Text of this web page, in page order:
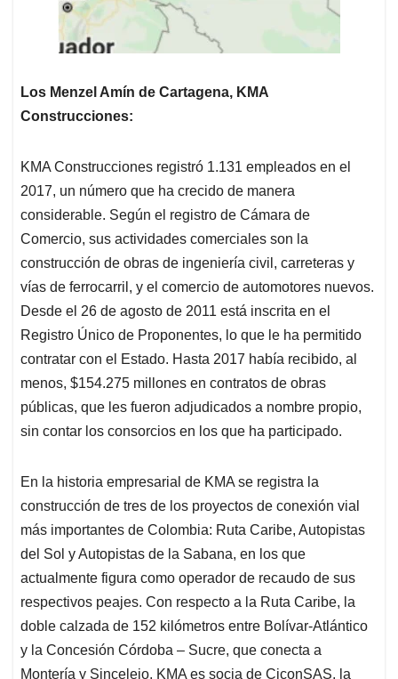
Los Menzel Amín de Cartagena, KMA
Construcciones:
KMA Construcciones registró 1.131 empleados en el
2017, un número que ha crecido de manera
considerable. Según el registro de Cámara de
Comercio, sus actividades comerciales son la
construcción de obras de ingeniería civil, carreteras y
vías de ferrocarril, y el comercio de automotores nuevos.
Desde el 26 de agosto de 2011 está inscrita en el
Registro Único de Proponentes, lo que le ha permitido
contratar con el Estado. Hasta 2017 había recibido, al
menos, $154.275 millones en contratos de obras
públicas, que les fueron adjudicados a nombre propio,
sin contar los consorcios en los que ha participado.
En la historia empresarial de KMA se registra la
construcción de tres de los proyectos de conexión vial
más importantes de Colombia: Ruta Caribe, Autopistas
del Sol y Autopistas de la Sabana, en los que
actualmente figura como operador de recaudo de sus
respectivos peajes. Con respecto a la Ruta Caribe, la
doble calzada de 152 kilómetros entre Bolívar-Atlántico
y la Concesión Córdoba – Sucre, que conecta a
Montería y Sincelejo, KMA es socia de CiconSAS, la